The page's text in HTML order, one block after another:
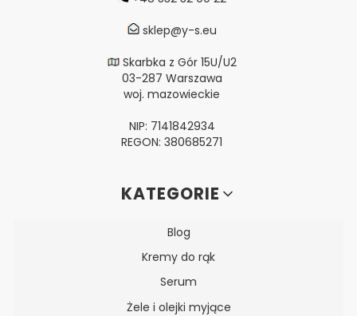
sklep@y-s.eu
Skarbka z Gór 15U/U2
03-287 Warszawa
woj. mazowieckie
NIP: 7141842934
REGON: 380685271
Linki w stopceKATEGORIE
Blog
Kremy do rąk
Serum
Żele i olejki myjące